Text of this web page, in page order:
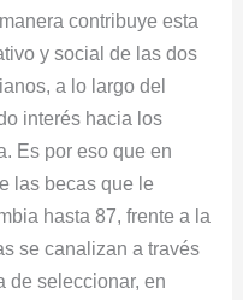
contribuye esta
y social de las dos
a lo largo del
interés hacia los
Es por eso que en
las becas que le
hasta 87, frente a la
se canalizan a través
de seleccionar, en